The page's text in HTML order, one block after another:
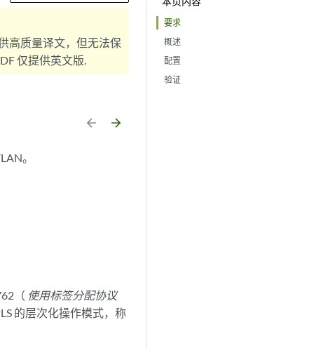
要求
概述
配置
验证
高质量译文，但无法保
仅提供英文版.
arrow_backward arrow_forward
。
（ 使用标签分配协议
的层次化操作模式，称